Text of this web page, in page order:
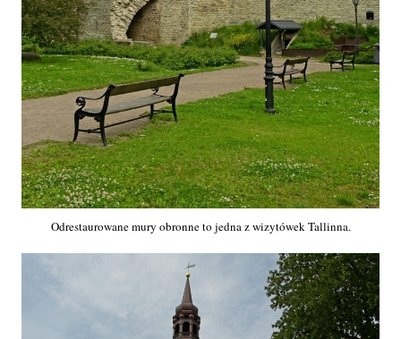
Odrestaurowane mury obronne to jedna z wizytówek Tallinna.